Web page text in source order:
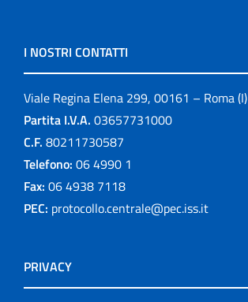
I NOSTRI CONTATTI
Viale Regina Elena 299, 00161 – Roma (I)
Partita I.V.A. 03657731000
C.F. 80211730587
Telefono: 06 4990 1
Fax: 06 4938 7118
PEC: protocollo.centrale@pec.iss.it
PRIVACY